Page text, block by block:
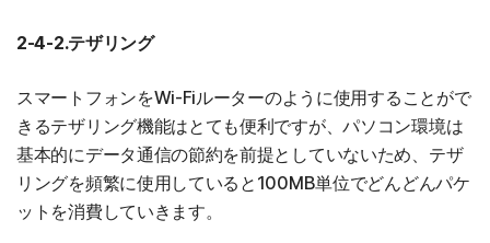
2-4-2.テザリング
スマートフォンをWi-Fiルーターのように使用することがで
きるテザリング機能はとても便利ですが、パソコン環境は
基本的にデータ通信の節約を前提としていないため、テザ
リングを頻繁に使用していると100MB単位でどんどんパケ
ットを消費していきます。